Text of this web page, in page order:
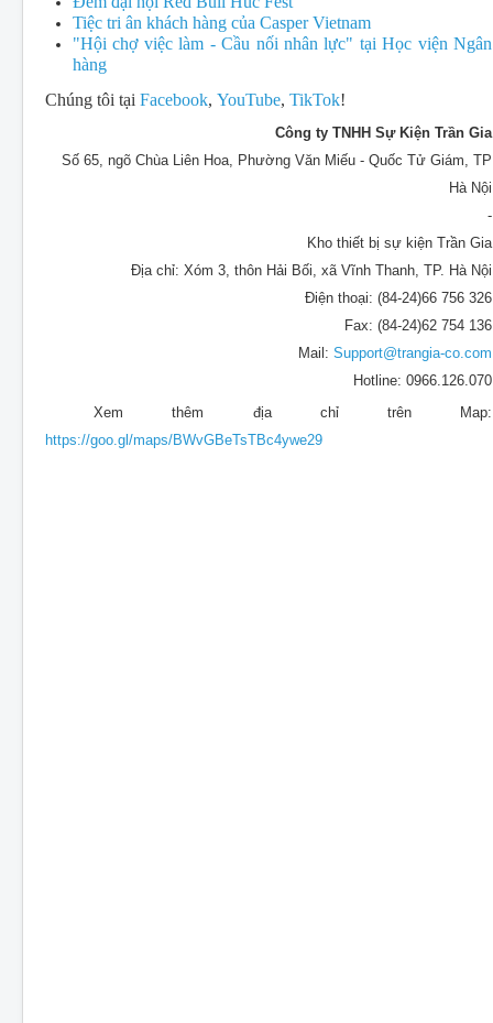
Tiệc tri ân khách hàng của Casper Vietnam
"Hội chợ việc làm - Cầu nối nhân lực" tại Học viện Ngân
hàng
Chúng tôi tại Facebook, YouTube, TikTok!
Công ty TNHH Sự Kiện Trần Gia
Số 65, ngõ Chùa Liên Hoa, Phường Văn Miếu - Quốc Tử Giám, TP
Hà Nội
-
Kho thiết bị sự kiện Trần Gia
Địa chỉ: Xóm 3, thôn Hải Bối, xã Vĩnh Thanh, TP. Hà Nội
Điện thoại: (84-24)66 756 326
Fax: (84-24)62 754 136
Mail: Support@trangia-co.com
Hotline: 0966.126.070
Xem thêm địa chỉ trên Map:
https://goo.gl/maps/BWvGBeTsTBc4ywe29